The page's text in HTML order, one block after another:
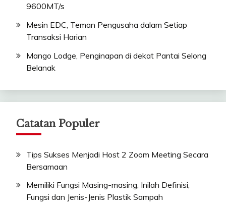
9600MT/s
Mesin EDC, Teman Pengusaha dalam Setiap
Transaksi Harian
Mango Lodge, Penginapan di dekat Pantai Selong
Belanak
Catatan Populer
Tips Sukses Menjadi Host 2 Zoom Meeting Secara
Bersamaan
Memiliki Fungsi Masing-masing, Inilah Definisi,
Fungsi dan Jenis-Jenis Plastik Sampah